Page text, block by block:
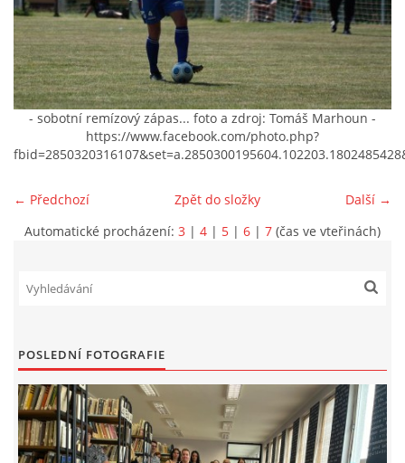
WEBOVÁ KAMERA
VIDEA Z DRONU
STREET ART
"KNIHOBUDKY"
E-KNIHY DO KAŽDÉ KNIHOVNY
GRANTY A DOTACE
- sobotní remízový zápas... foto a zdroj: Tomáš Marhoun -
https://www.facebook.com/photo.php?
← Předchozí Další →
Zpět do složky
Automatické procházení: 3 | 4 | 5 | 6 | 7 (čas ve vteřinách)
POSLEDNÍ FOTOGRAFIE